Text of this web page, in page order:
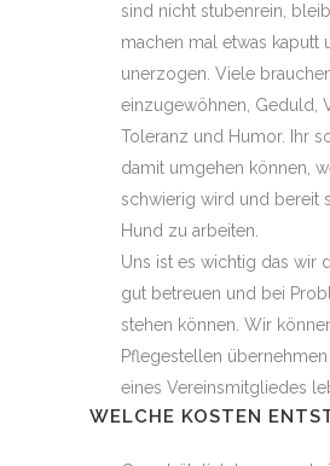
sind nicht stubenrein,
machen mal etwas kaputt
unerzogen. Viele
einzugewöhnen, Geduld,
Toleranz und Humor. Ihr
damit umgehen können,
schwierig wird und bereit
Hund zu arbeiten.
Uns ist es wichtig das wir
gut betreuen und bei
stehen können. Wir
Pflegestellen
eines Vereinsmitgliedes
WELCHE KOSTEN